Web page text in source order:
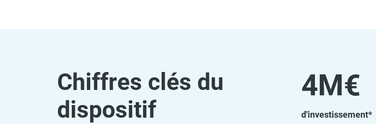
Chiffres clés du
dispositif
4M€
d'investissement*